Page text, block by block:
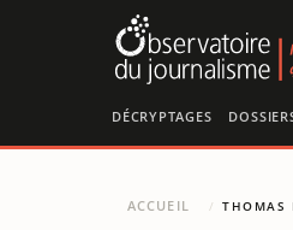
DÉCRYPTAGES
ACCUEIL / THOMAS
Panneau de gestion des cookies